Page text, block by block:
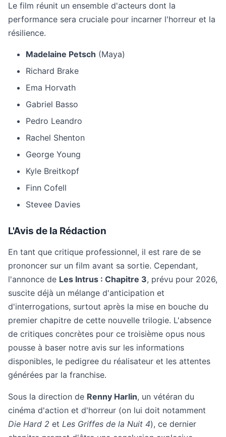
Le film réunit un ensemble d'acteurs dont la
performance sera cruciale pour incarner l'horreur et la
résilience.
Madelaine Petsch (Maya)
Richard Brake
Ema Horvath
Gabriel Basso
Pedro Leandro
Rachel Shenton
George Young
Kyle Breitkopf
Finn Cofell
Stevee Davies
L'Avis de la Rédaction
En tant que critique professionnel, il est rare de se
prononcer sur un film avant sa sortie. Cependant,
l'annonce de Les Intrus : Chapitre 3, prévu pour 2026,
suscite déjà un mélange d'anticipation et
d'interrogations, surtout après la mise en bouche du
premier chapitre de cette nouvelle trilogie. L'absence
de critiques concrètes pour ce troisième opus nous
pousse à baser notre avis sur les informations
disponibles, le pedigree du réalisateur et les attentes
générées par la franchise.
Sous la direction de Renny Harlin, un vétéran du
cinéma d'action et d'horreur (on lui doit notamment
Die Hard 2 et Les Griffes de la Nuit 4), ce dernier